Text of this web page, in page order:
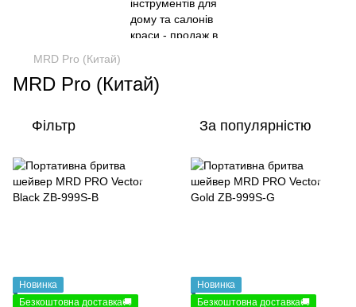
MRD Pro (Китай)
MRD Pro (Китай)
Фільтр За популярністю
Новинка
Безкоштовна доставка🚚
Новинка
Безкоштовна доставка🚚